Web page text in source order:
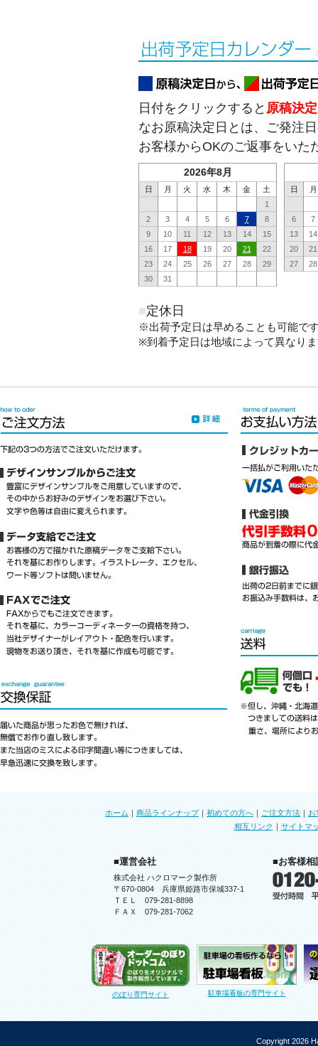
日付をクリックすると 原稿決
なお原稿決定日とは、ご発注
お客様からOKのご返事をいた
2026年8月
日 月 火 水 木 金
土
1
2
3 4 5 6 7
8
9
10 11 12 13 14
15
16
17 18 19 20 21
22
23
24 25 26 27 28
29
30
31
日 月
6
7
13
14
20
21
27
28
■定休日
※出荷予定日は早めることも可能で
※到着予定日は地域によって異なり
ホーム ｜ 商品ラインナップ｜ 初めての方へ ｜ ご注文方法 ｜ お
相互リンク ｜ サイトマ
■運営会社
株式会社 ハクロマーク製作所
〒670-0804 兵庫県姫路市保城337-1
ＴＥＬ 079-281-8898
ＦＡＸ 079-281-7062
■お客様相
のぼり専門サイト 駐車場看板の専門サイト
Copyright 2026